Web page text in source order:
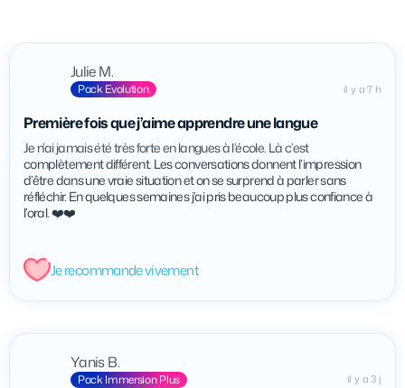
Julie M.
Pack Evolution il y a 7 h
Première fois que j’aime apprendre une langue
Je n’ai jamais été très forte en langues à l’école. Là c’est
complètement différent. Les conversations donnent l’impression
d’être dans une vraie situation et on se surprend à parler sans
réfléchir. En quelques semaines j’ai pris beaucoup plus confiance à
l’oral. ❤️❤️
Je recommande vivement
Yanis B.
Pack Immersion Plus il y a 3 j